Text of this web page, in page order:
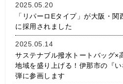
2025.05.20
「リパーロEタイプ」が大阪・
に採用されました
2025.05.14
サステナブル撥水トートバッグ×
地域を盛り上げる！伊那市の『
弾に参画します